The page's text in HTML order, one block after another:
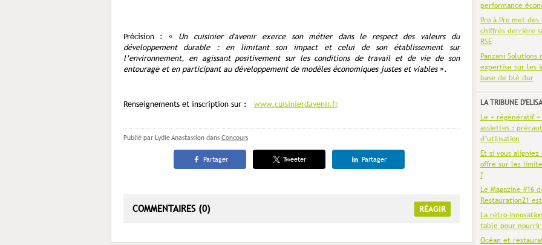
Précision : « Un cuisinier d'avenir exerce son métier dans le respect des valeurs du
développement durable : en limitant son impact et celui de son établissement sur
l’environnement, en agissant positivement sur les conditions de travail et de vie de son
entourage et en participant au développement de modèles économiques justes et viables ».
Renseignements et inscription sur : www.cuisinierdavenir.fr
Publié par Lydie Anastassion dans Concours
Partager Tweeter Partager
COMMENTAIRES (0) RÉAGIR
performance
Pro à Pro met
chiffrés derrière
RSE
Panzani Solutions
expertise sur les
base de blé dur
LA TRIBUNE
Le « régénératif »
assiettes :
d’utilisation
Et si vous aligniez
offre sur les
?
Le Magazine #16
Restauration21
La rétro-
table pour
Océan et